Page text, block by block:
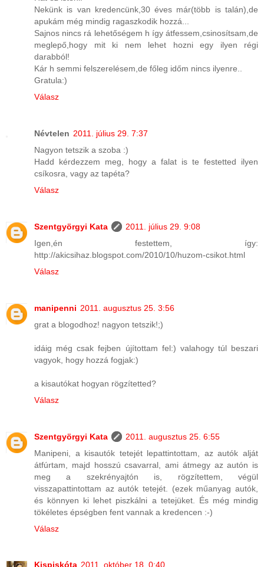
Nekünk is van kredencünk,30 éves már(több is talán),de
apukám még mindig ragaszkodik hozzá...
Sajnos nincs rá lehetőségem h így átfessem,csinosítsam,de
meglepő,hogy mit ki nem lehet hozni egy ilyen régi
darabból!
Kár h semmi felszerelésem,de főleg időm nincs ilyenre..
Gratula:)
Válasz
Névtelen 2011. július 29. 7:37
Nagyon tetszik a szoba :)
Hadd kérdezzem meg, hogy a falat is te festetted ilyen
csíkosra, vagy az tapéta?
Válasz
Szentgyörgyi Kata
2011. július 29. 9:08
Igen,én festettem, így:
http://akicsihaz.blogspot.com/2010/10/huzom-csikot.html
Válasz
manipenni 2011. augusztus 25. 3:56
grat a blogodhoz! nagyon tetszik!;)
idáig még csak fejben újítottam fel:) valahogy túl beszari
vagyok, hogy hozzá fogjak:)
a kisautókat hogyan rögzítetted?
Válasz
Szentgyörgyi Kata
2011. augusztus 25. 6:55
Manipeni, a kisautók tetejét lepattintottam, az autók alját
átfúrtam, majd hosszú csavarral, ami átmegy az autón is
meg a szekrényajtón is, rögzítettem, végül
visszapattintottam az autók tetejét. (ezek műanyag autók,
és könnyen ki lehet piszkálni a tetejüket. És még mindig
tökéletes épségben fent vannak a kredencen :-)
Válasz
Kispiskóta 2011. október 18. 0:40